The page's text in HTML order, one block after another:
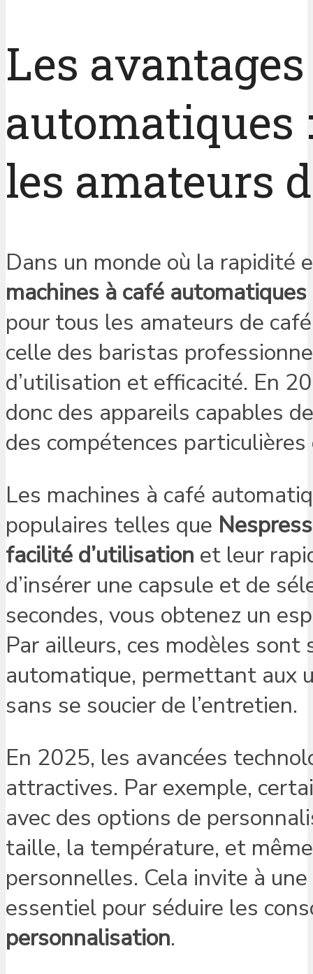
Les
automatiques
les amateurs
Dans un monde où la
machines à café automatiques
pour tous les amateurs de
celle des baristas
d’utilisation et efficacité. En
donc des appareils capables
des compétences
Les machines à café
populaires telles que
facilité d’utilisation et leur
d’insérer une capsule et de
secondes, vous obtenez un
Par ailleurs, ces modèles
automatique, permettant aux
sans se soucier de l’entretien.
En 2025, les avancées
attractives. Par exemple,
avec des options de
taille, la température, et
personnelles. Cela invite à
essentiel pour séduire les
personnalisation.